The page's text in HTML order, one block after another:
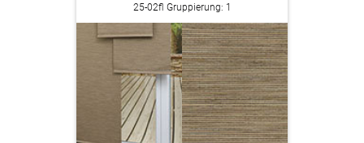
25-02fl Gruppierung: 1